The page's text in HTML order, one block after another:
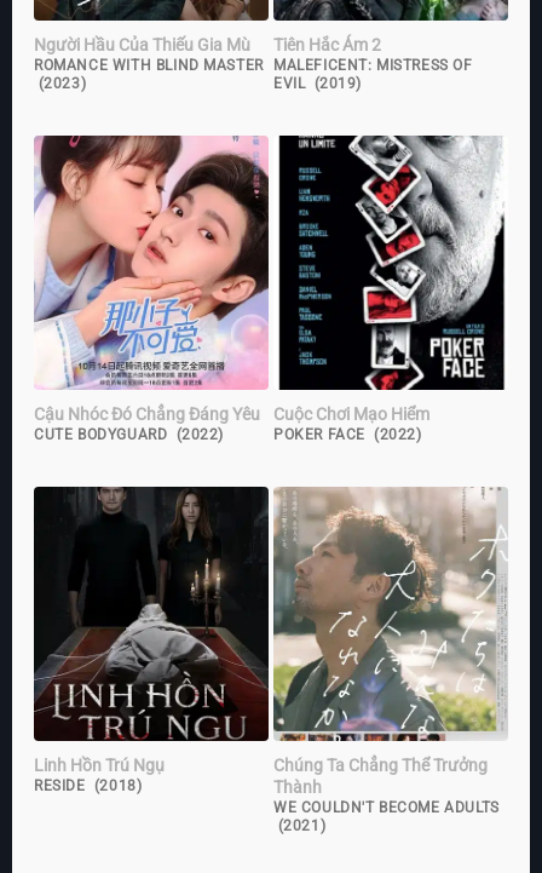
Người Hầu Của Thiếu Gia Mù
ROMANCE WITH BLIND MASTER
(2023)
Tiên Hắc Ám 2
MALEFICENT: MISTRESS OF
EVIL (2019)
Cậu Nhóc Đó Chẳng Đáng Yêu
CUTE BODYGUARD (2022)
Cuộc Chơi Mạo Hiểm
POKER FACE (2022)
Linh Hồn Trú Ngụ
RESIDE (2018)
Chúng Ta Chẳng Thể Trưởng
Thành
WE COULDN'T BECOME ADULTS
(2021)